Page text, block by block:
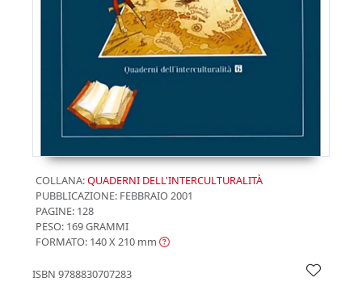
COLLANA:QUADERNI DELL'INTERCULTURALITÀ
PUBBLICAZIONE: FEBBRAIO 2001
PAGINE: 128
PESO: 169 GRAMMI
FORMATO: 140 X 210 mm
ISBN 9788830707283